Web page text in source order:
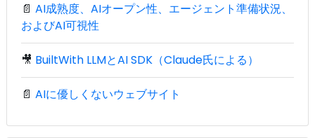
📄 AI成熟度、AIオープン性、エージェント準備状況、
およびAI可視性
🎥 BuiltWith LLMとAI SDK（Claude氏による）
📄 AIに優しくないウェブサイト